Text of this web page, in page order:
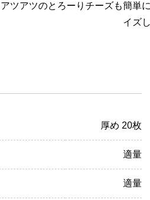
ツアツのとろーりチーズも簡単
イズ
厚め 20枚
適量
適量